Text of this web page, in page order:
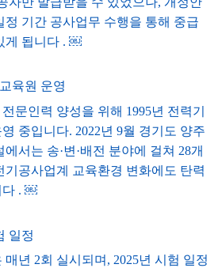
정 기간 공사업무 수행을 통해 중급
게 됩니다 . ￼
육원 운영
문인력 양성을 위해 1995년 전력기
중입니다. 2022년 9월 경기도 양주
서는 송·변·배전 분야에 걸쳐 28개
기공사업계 교육환경 변화에도 탄력
다 . ￼
일정
년 2회 실시되며, 2025년 시험 일정